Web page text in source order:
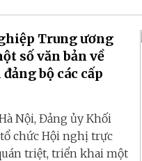
Trung ương
số văn bản về
bộ các cấp
Nội, Đảng ủy Khối
chức Hội nghị trực
triệt, triển khai một